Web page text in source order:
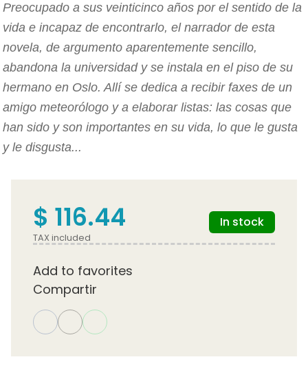
Preocupado a sus veinticinco años por el sentido de la
vida e incapaz de encontrarlo, el narrador de esta
novela, de argumento aparentemente sencillo,
abandona la universidad y se instala en el piso de su
hermano en Oslo. Allí se dedica a recibir faxes de un
amigo meteorólogo y a elaborar listas: las cosas que
han sido y son importantes en su vida, lo que le gusta
y le disgusta...
$ 116.44
TAX included
In stock
Add to favorites
Compartir